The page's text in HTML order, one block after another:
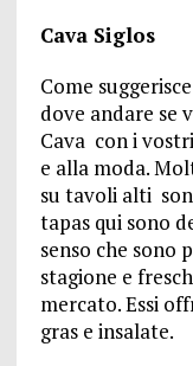
Cava Siglos
Come
dove andare se
Cava con i
e alla moda.
su tavoli alti
tapas qui sono
senso che sono
stagione e
mercato. Essi
gras e insalate.